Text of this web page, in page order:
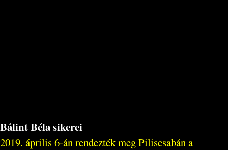
Bálint Béla sikerei
2019. április 6-án rendezték meg Piliscsabán a